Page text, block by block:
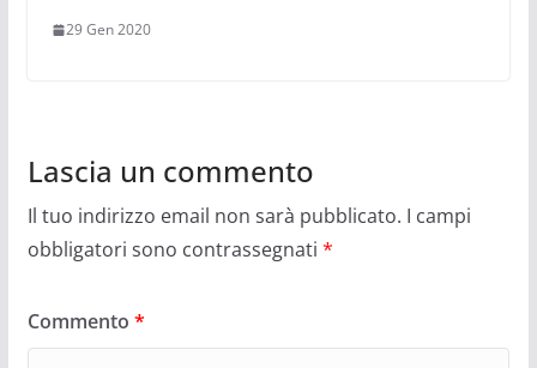
29 Gen 2020
Lascia un commento
Il tuo indirizzo email non sarà pubblicato. I campi
obbligatori sono contrassegnati *
Commento *